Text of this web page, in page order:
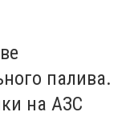
палива.
на АЗС